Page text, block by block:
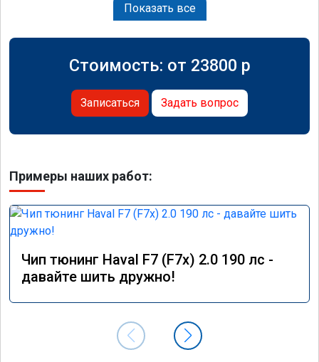
Показать все
Стоимость: от 23800 p
Записаться Задать вопрос
Примеры наших работ:
Чип тюнинг Haval F7 (F7x) 2.0 190 лс -
давайте шить дружно!